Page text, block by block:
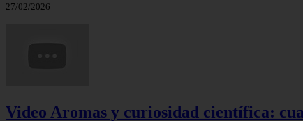
27/02/2026
Video Aromas y curiosidad científica: